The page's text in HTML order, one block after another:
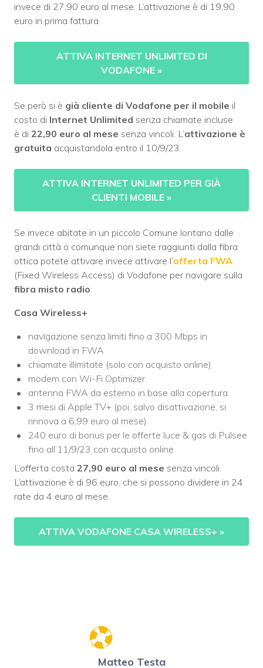
invece di 27,90 euro al mese. L’attivazione è di 19,90
euro in prima fattura.
ATTIVA INTERNET UNLIMITED DI
VODAFONE »
Se però si è già cliente di Vodafone per il mobile il
costo di Internet Unlimited senza chiamate incluse
è di 22,90 euro al mese senza vincoli. L’attivazione è
gratuita acquistandola entro il 10/9/23.
ATTIVA INTERNET UNLIMITED PER GIÀ
CLIENTI MOBILE »
Se invece abitate in un piccolo Comune lontano dalle
grandi città o comunque non siete raggiunti dalla fibra
ottica potete attivare invece attivare l’offerta FWA
(Fixed Wireless Access) di Vodafone per navigare sulla
fibra misto radio:
Casa Wireless+
navigazione senza limiti fino a 300 Mbps in
download in FWA
chiamate illimitate (solo con acquisto online)
modem con Wi-Fi Optimizer
antenna FWA da esterno in base alla copertura
3 mesi di Apple TV+ (poi, salvo disattivazione, si
rinnova a 6,99 euro al mese)
240 euro di bonus per le offerte luce & gas di Pulsee
fino all’11/9/23 con acquisto online
L’offerta costa 27,90 euro al mese senza vincoli.
L’attivazione è di 96 euro, che si possono dividere in 24
rate da 4 euro al mese.
ATTIVA VODAFONE CASA WIRELESS+ »
Matteo Testa